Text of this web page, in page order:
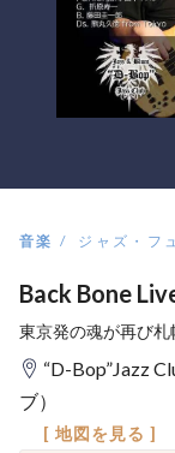
音楽 ジャズ・フ
Back Bone
東京発の魂が再び
“D-Bop”Jazz
ブ）
[ 地図を見る ]